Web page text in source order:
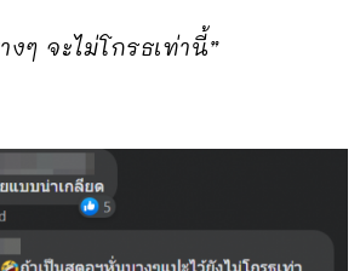
ๆ จะไม่โกรธเท่านี้”